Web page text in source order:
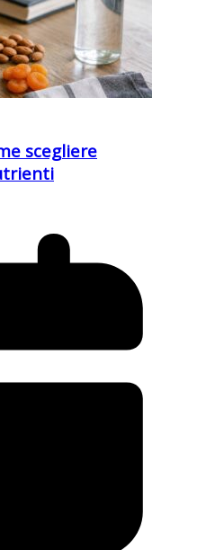
scegliere